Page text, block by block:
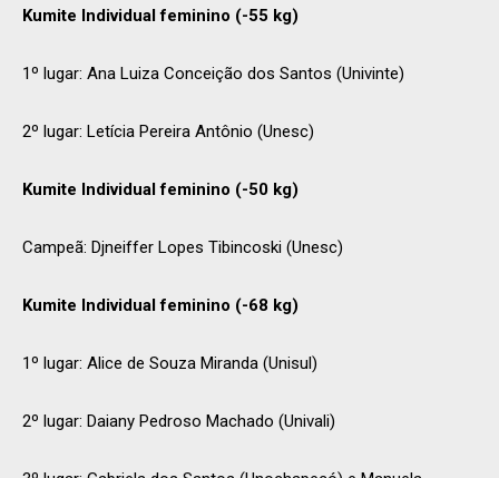
Kumite Individual feminino (-55 kg)
1º lugar: Ana Luiza Conceição dos Santos (Univinte)
2º lugar: Letícia Pereira Antônio (Unesc)
Kumite Individual feminino (-50 kg)
Campeã: Djneiffer Lopes Tibincoski (Unesc)
Kumite Individual feminino (-68 kg)
1º lugar: Alice de Souza Miranda (Unisul)
2º lugar: Daiany Pedroso Machado (Univali)